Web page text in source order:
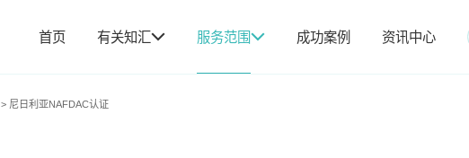
首页 有关知汇 服务范围 成功案例 资讯中心
> 尼日利亚NAFDAC认证